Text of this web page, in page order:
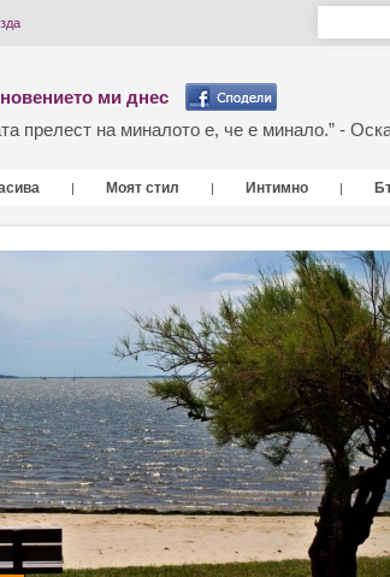
ми днес
прелест на миналото е, че е минало.” -
| Моят стил | Интимно |